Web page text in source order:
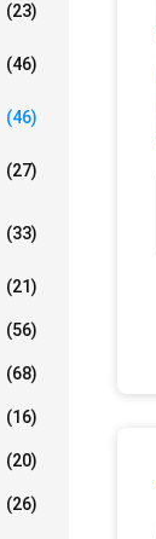
(23)
(46)
(46)
(27)
(33)
(21)
(56)
(68)
(16)
(20)
(26)